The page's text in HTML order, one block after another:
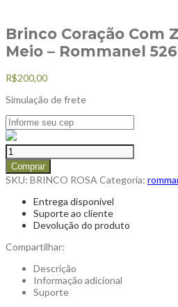
Brinco Coração Com
Meio – Rommanel
R$200,00
Simulação de frete
Comprar
SKU: BRINCO ROSA Categoria:
Entrega disponível
Suporte ao cliente
Devolução do produto
Compartilhar:
Descrição
Informação adicional
Suporte